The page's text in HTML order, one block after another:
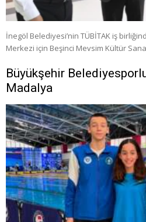
İnegöl Belediyesi’nin TÜBİTAK iş
Merkezi için Beşinci Mevsim Kültür
Büyükşehir
Madalya